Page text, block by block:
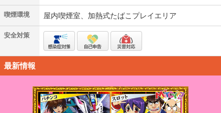
喫煙環境 屋内喫煙室、加熱式たばこプレイエリア
安全対策
最新情報